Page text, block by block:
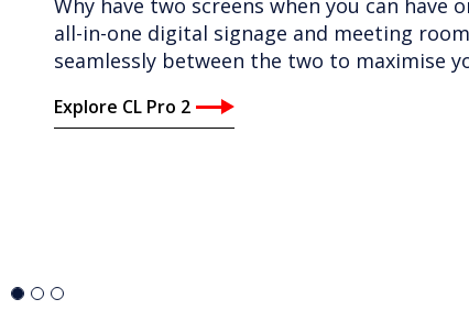
Enrich your customer experience with
quality, audio and world-class reliability.
with built-in speakers and processors and
1.2mm to 2.4mm and sizes to fit any